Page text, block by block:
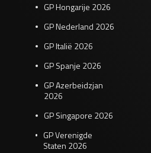
GP Hongarije 2026
GP Nederland 2026
GP Italië 2026
GP Spanje 2026
GP Azerbeidzjan
2026
GP Singapore 2026
GP Verenigde
Staten 2026